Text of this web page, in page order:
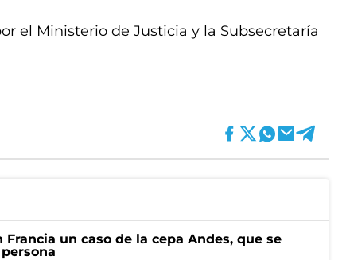
el Ministerio de Justicia y la Subsecretaría
un caso de la cepa Andes, que se